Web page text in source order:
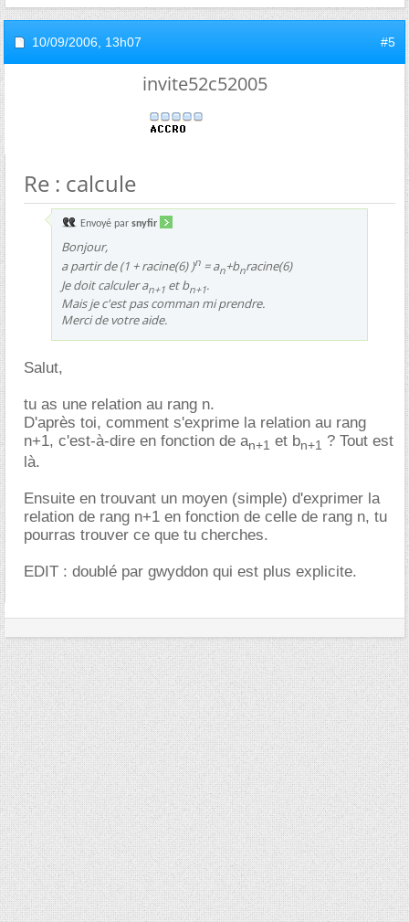
10/09/2006, 13h07 #5
invite52c52005
Re : calcule
Envoyé par snyfir
Bonjour,
a partir de (1 + racine(6) )n = an+bnracine(6)
Je doit calculer an+1 et bn+1.
Mais je c'est pas comman mi prendre.
Merci de votre aide.
Salut,
tu as une relation au rang n.
D'après toi, comment s'exprime la relation au rang
n+1, c'est-à-dire en fonction de an+1 et bn+1 ? Tout est
là.
Ensuite en trouvant un moyen (simple) d'exprimer la
relation de rang n+1 en fonction de celle de rang n, tu
pourras trouver ce que tu cherches.
EDIT : doublé par gwyddon qui est plus explicite.